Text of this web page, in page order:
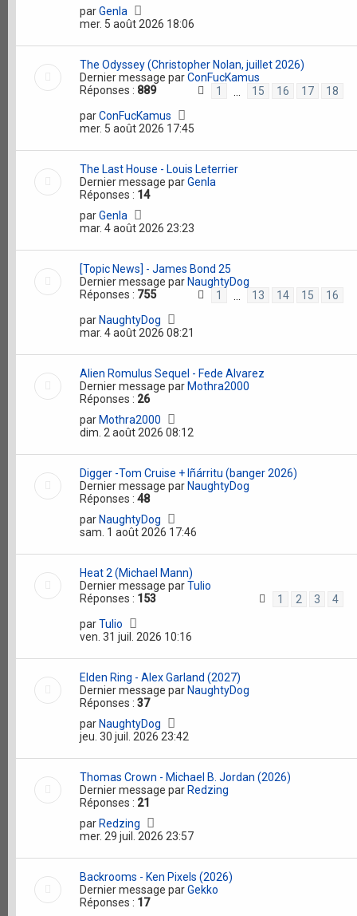
parGenla
mer. 5 août 2026 18:06
The Odyssey (Christopher Nolan, juillet 2026)
Dernier message parConFucKamus
Réponses : 889 1 15 16 17
18
parConFucKamus
mer. 5 août 2026 17:45
The Last House - Louis Leterrier
Dernier message parGenla
Réponses : 14
parGenla
mar. 4 août 2026 23:23
[Topic News] - James Bond 25
Dernier message par NaughtyDog
Réponses : 755 1 13 14 15
16
par NaughtyDog
mar. 4 août 2026 08:21
Alien Romulus Sequel - Fede Alvarez
Dernier message par Mothra2000
Réponses : 26
par Mothra2000
dim. 2 août 2026 08:12
Digger -Tom Cruise + Iñárritu (banger 2026)
Dernier message par NaughtyDog
Réponses : 48
par NaughtyDog
sam. 1 août 2026 17:46
Heat 2 (Michael Mann)
Dernier message parTulio
Réponses : 153 1 2 3
4
parTulio
ven. 31 juil. 2026 10:16
Elden Ring - Alex Garland (2027)
Dernier message par NaughtyDog
Réponses : 37
par NaughtyDog
jeu. 30 juil. 2026 23:42
Thomas Crown - Michael B. Jordan (2026)
Dernier message par Redzing
Réponses : 21
par Redzing
mer. 29 juil. 2026 23:57
Backrooms - Ken Pixels (2026)
Dernier message parGekko
Réponses : 17